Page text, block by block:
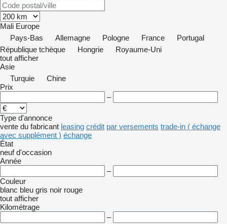
Mali Europe
Pays-Bas
Allemagne Pologne France
Portugal
République tchèque
Hongrie
Royaume-Uni
tout afficher
Asie
Turquie
Chine
Prix
–
Type d'annonce
vente du fabricant leasing crédit par versements trade-in ( échange
avec supplément ) échange
État
neuf d'occasion
Année
–
Couleur
blanc bleu gris noir rouge
tout afficher
Kilométrage
–